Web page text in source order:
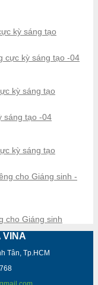
kỳ sáng tạo
kỳ sáng tạo
kỳ sáng tạo
cho Giáng sinh
VINA
Tân, Tp.HCM